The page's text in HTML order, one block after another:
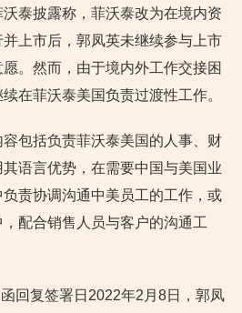
泰披露称，菲沃泰改为在境内资
上市后，郭凤英未继续参与上市
。然而，由于境内外工作交接困
在菲沃泰美国负责过渡性工作。
包括负责菲沃泰美国的人事、财
语言优势，在需要中国与美国业
责协调沟通中美员工的工作，或
配合销售人员与客户的沟通工
回复签署日2022年2月8日，郭凤